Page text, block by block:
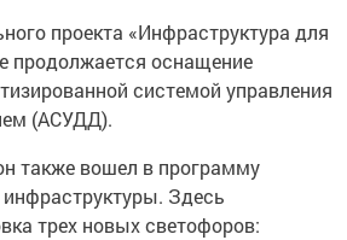
проекта «Инфраструктура для
продолжается оснащение
системой управления
(АСУДД).
также вошел в программу
Здесь
трех новых светофоров: